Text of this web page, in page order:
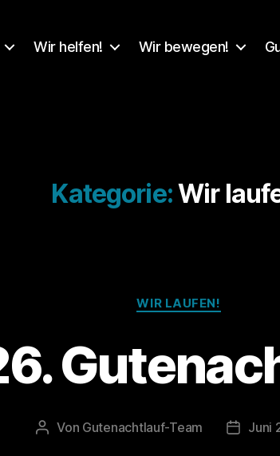
Wir helfen! Wir bewegen!
Kategorie:Wir
Kategorien
WIR LAUFEN!
Beitragsautor
Von Gutenachtlauf-Team Juni